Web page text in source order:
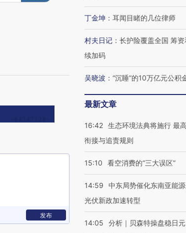
发布
丁金坤 ： 耳闻目睹的几位律师
村夫日记 ： 长护险覆盖全国 筹
续加码
吴晓波 ： “沉睡”的10万亿元公积
最新文章
16:42 生态环境法典将施行 最
衔接与追责规则
15:10 看空消费的“三大误区”
14:59
中东局势催化东南亚能
光伏新政加速转型
14:05
分析｜贝森特操盘稳日